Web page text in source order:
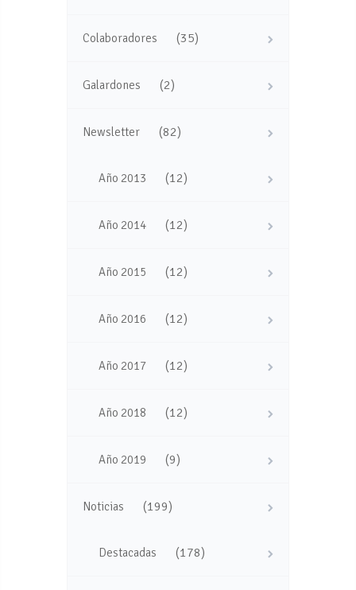
Colaboradores (35)
Galardones (2)
Newsletter (82)
Año 2013 (12)
Año 2014 (12)
Año 2015 (12)
Año 2016 (12)
Año 2017 (12)
Año 2018 (12)
Año 2019 (9)
Noticias (199)
Destacadas (178)